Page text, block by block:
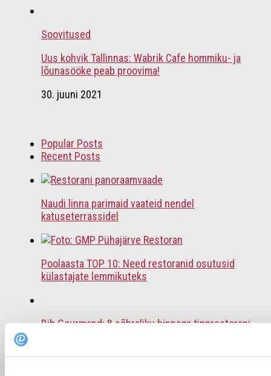
Soovitused
Uus kohvik Tallinnas: Wabrik Cafe hommiku- ja
lõunasööke peab proovima!
30. juuni 2021
Popular Posts
Recent Posts
Naudi linna parimaid vaateid nendel
katuseterrassidel
Poolaasta TOP 10: Need restoranid osutusid
külastajate lemmikuteks
Bib Gourmand: 8 sõbraliku hinnaga tipprestorani